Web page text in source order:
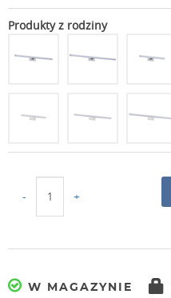
Produkty z rodziny
- +
W MAGAZYNIE